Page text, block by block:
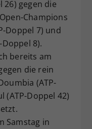
26) gegen die
Champions
Doppel 7) und
Doppel 8).
bereits am
die rein
(ATP-
(ATP-Doppel 42)
Samstag in